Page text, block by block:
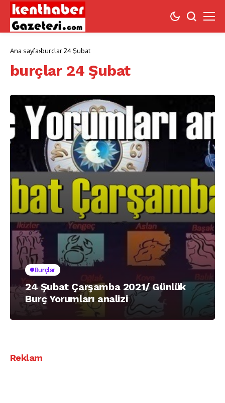
Ana sayfa burçlar 24 Şubat
burçlar 24 Şubat
Burçlar
24 Şubat Çarşamba 2021/ Günlük
Burç Yorumları analizi
Reklam